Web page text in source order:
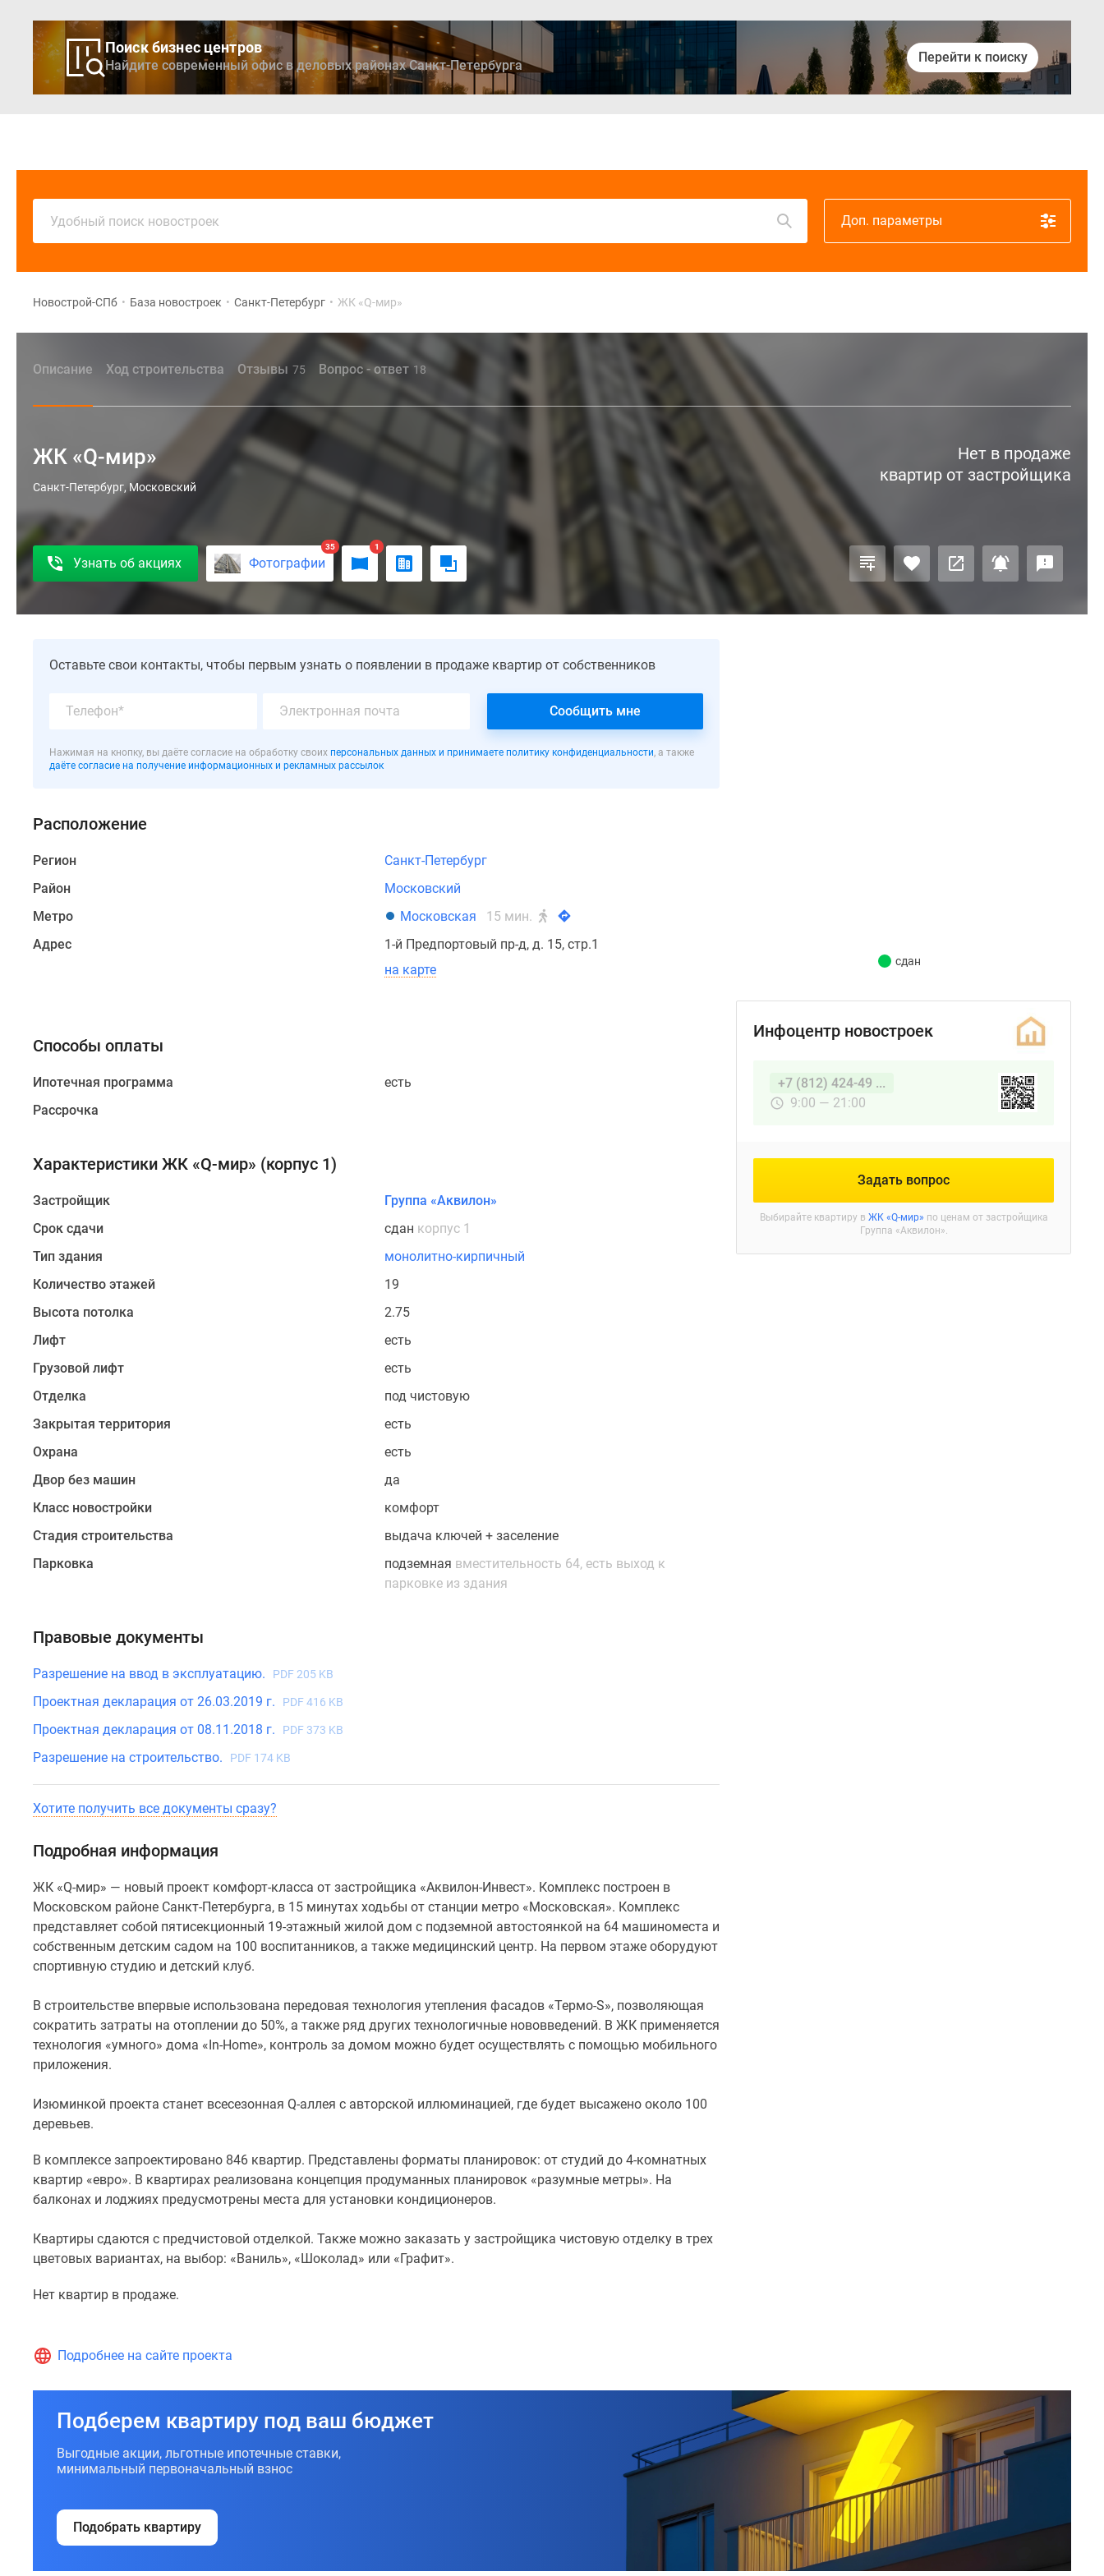
Поиск бизнес центров
Найдите современный офис в деловых районах Санкт-Петербурга
Перейти к поиску
Удобный поиск новостроек Доп. параметры
Новострой-СПб • База новостроек • Санкт-Петербург • ЖК «Q-мир»
Описание Ход строительства Отзывы 75 Вопрос - ответ 18
ЖК «Q-мир»
ЖК
мир»
—
новый
проект
застройщика
Инвест».
Санкт-
в
15
ходьбы
от
представляет
пятисекционный
этажный
дом
подземной
на
64
машиноместа
собственным
детским
на
100
а
также
медицинский
На
первом
оборудуют
и
детский
клуб.
В
строительстве
впервые
использована
передовая
технология
фасадов
S»,
позволяющая
сократить
затраты
на
до
50%,
а
также
других
технологичные
В
ЖК
применяется
«умного»
дома
Home»,
домом
осуществлять
помощью
мобильного
Изюминкой
Санкт-Петербург, Московский
Нет в продаже
квартир от застройщика
Узнать об акциях Фотографии
35 1
Оставьте свои контакты, чтобы первым узнать о появлении в продаже квартир от собственников
Сообщить мне
Нажимая на кнопку, вы даёте согласие на обработку своих персональных данных и принимаете политику конфиденциальности, а также
даёте согласие на получение информационных и рекламных рассылок
Расположение
Регион
Санкт-Петербург
Район
Московский
Метро
Московская
15 мин.
Адрес
1-й Предпортовый пр-д, д. 15, стр.1
на карте
Способы оплаты
Ипотечная программа
есть
Рассрочка
Характеристики ЖК «Q-мир» (корпус 1)
Застройщик
Группа «Аквилон»
Срок сдачи
сдан корпус 1
Тип здания
монолитно-кирпичный
Количество этажей
19
Высота потолка
2.75
Лифт
есть
Грузовой лифт
есть
Отделка
под чистовую
Закрытая территория
есть
Охрана
есть
Двор без машин
да
Класс новостройки
комфорт
Стадия строительства
выдача ключей + заселение
Парковка
подземная вместительность 64, есть выход к
парковке из здания
Правовые документы
Разрешение на ввод в эксплуатацию. PDF 205 KB
Проектная декларация от 26.03.2019 г. PDF 416 KB
Проектная декларация от 08.11.2018 г. PDF 373 KB
Разрешение на строительство. PDF 174 KB
Хотите получить все документы сразу?
Подробная информация
ЖК «Q-мир» — новый проект комфорт-класса от застройщика «Аквилон-Инвест». Комплекс построен в
Московском районе Санкт-Петербурга, в 15 минутах ходьбы от станции метро «Московская». Комплекс
представляет собой пятисекционный 19-этажный жилой дом с подземной автостоянкой на 64 машиноместа и
собственным детским садом на 100 воспитанников, а также медицинский центр. На первом этаже оборудуют
спортивную студию и детский клуб.
В строительстве впервые использована передовая технология утепления фасадов «Термо-S», позволяющая
сократить затраты на отоплении до 50%, а также ряд других технологичные нововведений. В ЖК применяется
технология «умного» дома «In-Home», контроль за домом можно будет осуществлять с помощью мобильного
приложения.
Изюминкой проекта станет всесезонная Q-аллея с авторской иллюминацией, где будет высажено около 100
деревьев.
В комплексе запроектировано 846 квартир. Представлены форматы планировок: от студий до 4-комнатных
квартир «евро». В квартирах реализована концепция продуманных планировок «разумные метры». На
балконах и лоджиях предусмотрены места для установки кондиционеров.
Квартиры сдаются с предчистовой отделкой. Также можно заказать у застройщика чистовую отделку в трех
цветовых вариантах, на выбор: «Ваниль», «Шоколад» или «Графит».
Нет квартир в продаже.
Подробнее на сайте проекта
сдан
Инфоцентр новостроек
+7 (812) 424-49 ...
9:00 — 21:00
Задать вопрос
Выбирайте квартиру в ЖК «Q-мир» по ценам от застройщика
Группа «Аквилон».
Подберем квартиру под ваш бюджет
Выгодные акции, льготные ипотечные ставки,
минимальный первоначальный взнос
Подобрать квартиру